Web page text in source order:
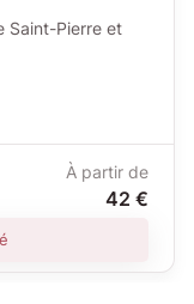
Saint-Pierre et
À partir de
42 €